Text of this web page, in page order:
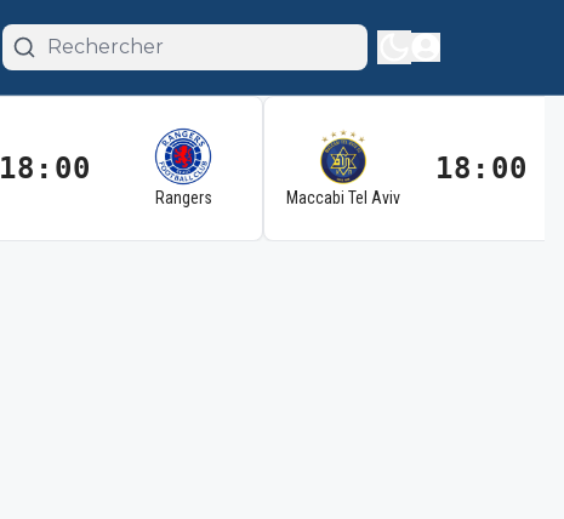
18:00
Rangers Maccabi Tel Aviv
18:00